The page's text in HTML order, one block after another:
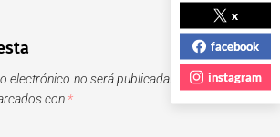
electrónico no será publicada.
Los campos
con *
x
facebook
instagram